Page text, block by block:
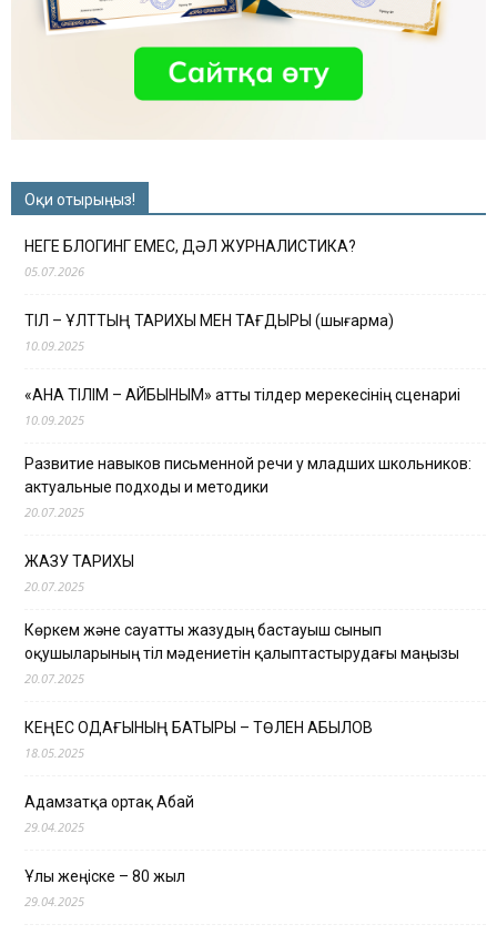
Оқи отырыңыз!
НЕГЕ БЛОГИНГ ЕМЕС, ДӘЛ ЖУРНАЛИСТИКА?
05.07.2026
ТІЛ – ҰЛТТЫҢ ТАРИХЫ МЕН ТАҒДЫРЫ (шығарма)
10.09.2025
«АНА ТІЛІМ – АЙБЫНЫМ» атты тілдер мерекесінің сценариі
10.09.2025
Развитие навыков письменной речи у младших школьников:
актуальные подходы и методики
20.07.2025
ЖАЗУ ТАРИХЫ
20.07.2025
Көркем және сауатты жазудың бастауыш сынып
оқушыларының тіл мәдениетін қалыптастырудағы маңызы
20.07.2025
КЕҢЕС ОДАҒЫНЫҢ БАТЫРЫ – ТӨЛЕН ҚАБЫЛОВ
18.05.2025
Адамзатқа ортақ Абай
29.04.2025
Ұлы жеңіске – 80 жыл
29.04.2025